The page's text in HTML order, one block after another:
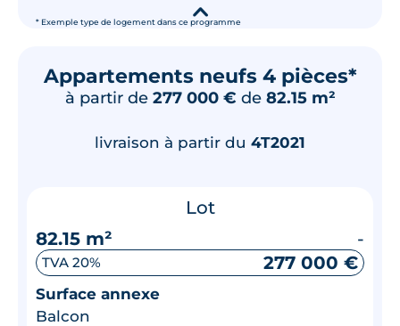
* Exemple type de logement dans ce programme
▾
Appartements neufs 4 pièces*
à partir de 277 000 € de 82.15 m²
livraison à partir du 4T2021
Lot
82.15 m²
-
TVA 20% 277 000 €
Surface annexe
Balcon